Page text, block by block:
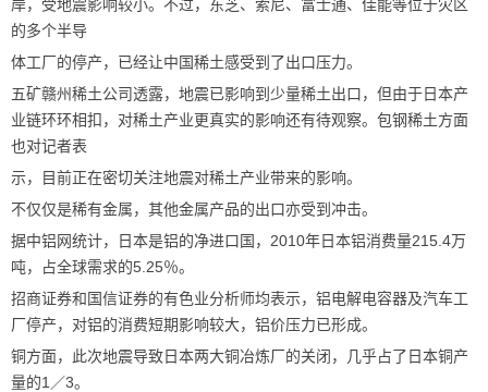
岸，受地震影响较小。不过，东芝、索尼、富士通、佳能等位于灾区
的多个半导
体工厂的停产，已经让中国稀土感受到了出口压力。
五矿赣州稀土公司透露，地震已影响到少量稀土出口，但由于日本产
业链环环相扣，对稀土产业更真实的影响还有待观察。包钢稀土方面
也对记者表
示，目前正在密切关注地震对稀土产业带来的影响。
不仅仅是稀有金属，其他金属产品的出口亦受到冲击。
据中铝网统计，日本是铝的净进口国，2010年日本铝消费量215.4万
吨，占全球需求的5.25％。
招商证券和国信证券的有色业分析师均表示，铝电解电容器及汽车工
厂停产，对铝的消费短期影响较大，铝价压力已形成。
铜方面，此次地震导致日本两大铜冶炼厂的关闭，几乎占了日本铜产
量的1／3。